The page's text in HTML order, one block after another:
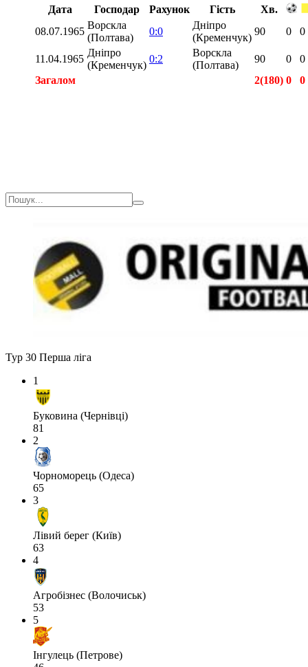
Дата
Господар Рахунок Гість
Хв.
08.07.1965
Ворскла
(Полтава)
0:0
Дніпро
(Кременчук)
90 0 0
11.04.1965
Дніпро
(Кременчук)
0:2
Ворскла
(Полтава)
90 0
0
Загалом
2(180) 0
0
Тур 30 Перша ліга
1
Буковина (Чернівці)
81
2
Чорноморець (Одеса)
65
3
Лівий берег (Київ)
63
4
Агробізнес (Волочиськ)
53
5
Інгулець (Петрове)